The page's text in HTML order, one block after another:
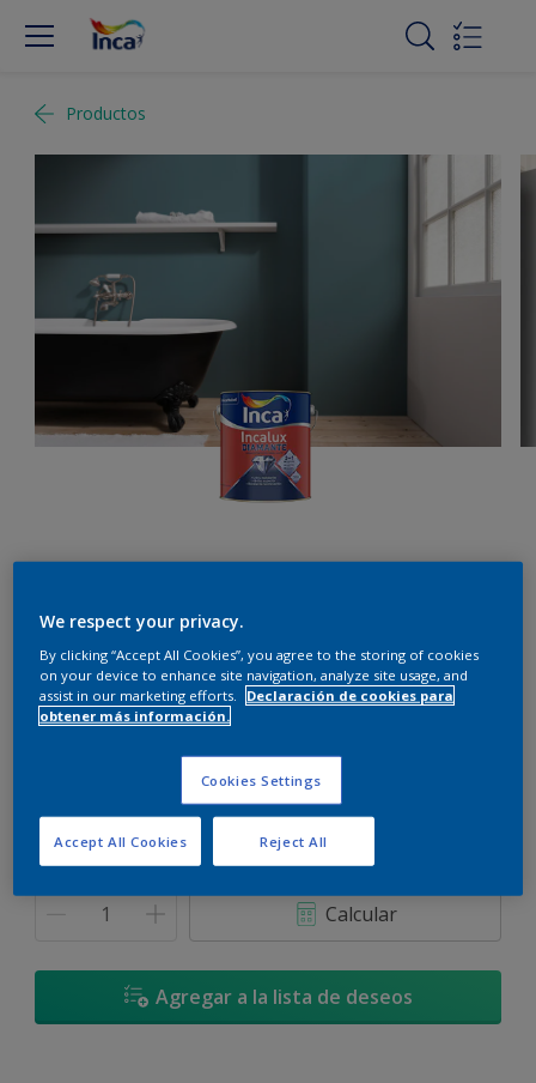
Productos
Orilla del Lago Azul - 90BG 31/124
Cambiar de color
900 ML
Cantidad Calculadora de pintura
Calcular
Agregar a la lista de deseos
We respect your privacy.
By clicking “Accept All Cookies”, you agree to the storing of cookies
on your device to enhance site navigation, analyze site usage, and
assist in our marketing efforts.
Declaración de cookies para
obtener más información.
Cookies Settings
Reject All
Accept All Cookies